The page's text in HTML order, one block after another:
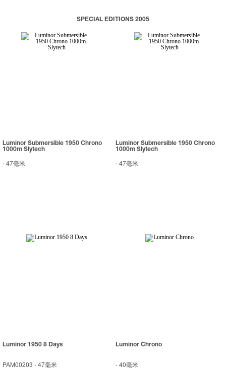
SPECIAL EDITIONS 2005
Luminor Submersible 1950 Chrono
1000m Slytech
-47毫米
Luminor Submersible 1950 Chrono
1000m Slytech
-47毫米
Luminor 1950 8 Days
PAM00203 -47毫米
Luminor Chrono
-40毫米